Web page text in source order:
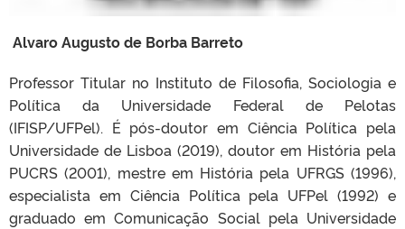
Alvaro Augusto de Borba Barreto
Professor Titular no Instituto de Filosofia, Sociologia e
Política da Universidade Federal de Pelotas
(IFISP/UFPel). É pós-doutor em Ciência Política pela
Universidade de Lisboa (2019), doutor em História pela
PUCRS (2001), mestre em História pela UFRGS (1996),
especialista em Ciência Política pela UFPel (1992) e
graduado em Comunicação Social pela Universidade